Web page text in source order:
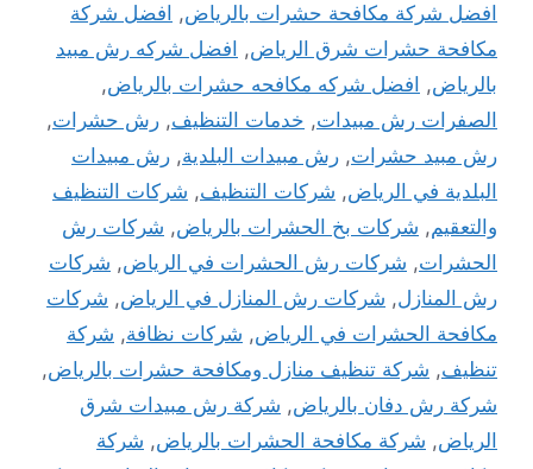
افضل شركة مكافحة حشرات بالرياض, افضل شركة
مكافحة حشرات شرق الرياض, افضل شركه رش مبيد
بالرياض, افضل شركه مكافحه حشرات بالرياض,
الصفرات رش مبيدات, خدمات التنظيف, رش حشرات,
رش مبيد حشرات, رش مبيدات البلدية, رش مبيدات
البلدية في الرياض, شركات التنظيف, شركات التنظيف
والتعقيم, شركات بخ الحشرات بالرياض, شركات رش
الحشرات, شركات رش الحشرات في الرياض, شركات
رش المنازل, شركات رش المنازل في الرياض, شركات
مكافحة الحشرات في الرياض, شركات نظافة, شركة
تنظيف, شركة تنظيف منازل ومكافحة حشرات بالرياض,
شركة رش دفان بالرياض, شركة رش مبيدات شرق
الرياض, شركة مكافحة الحشرات بالرياض, شركة